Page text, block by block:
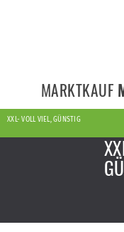
MARKTKAUF
XXL- VOLL VIEL, GÜNSTIG